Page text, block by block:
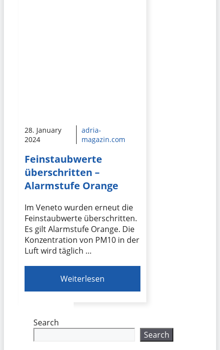
28. January
2024
adria-
magazin.com
Feinstaubwerte
überschritten –
Alarmstufe Orange
Im Veneto wurden erneut die
Feinstaubwerte überschritten.
Es gilt Alarmstufe Orange. Die
Konzentration von PM10 in der
Luft wird täglich …
Weiterlesen
Search
Search